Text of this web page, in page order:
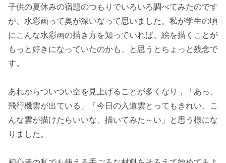
子供の夏休みの宿題のつもりでいろいろ調べてみたのです
が、 水彩画って奥が深いなって思いました。私が学生の頃
にこんな水彩画の描き方を知っていれば、絵を描くことが
もっと好きになっていたのかも、と思うとちょっと残念で
す。
あれからついつい空を見上げることが多くなり，「あっ、
飛行機雲が出ている」「今日の入道雲とってもきれい、こ
んな雲が描けたらいいな、描いてみた～い」と思う様にな
りました。